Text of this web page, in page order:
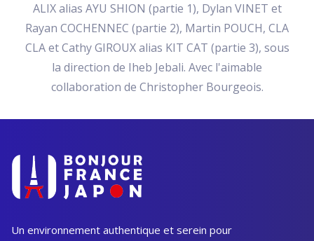
ALIX alias AYU SHION (partie 1), Dylan VINET et
Rayan COCHENNEC (partie 2), Martin POUCH, CLA
CLA et Cathy GIROUX alias KIT CAT (partie 3), sous
la direction de Iheb Jebali. Avec l'aimable
collaboration de Christopher Bourgeois.
Un environnement authentique et serein pour